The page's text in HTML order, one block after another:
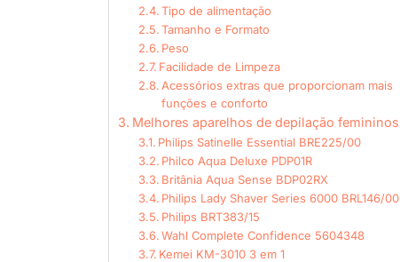
Tipo de alimentação
Tamanho e Formato
Peso
Facilidade de Limpeza
Acessórios extras que proporcionam mais
funções e conforto
Melhores aparelhos de depilação femininos
Philips Satinelle Essential BRE225/00
Philco Aqua Deluxe PDP01R
Britânia Aqua Sense BDP02RX
Philips Lady Shaver Series 6000 BRL146/00
Philips BRT383/15
Wahl Complete Confidence 5604348
Kemei KM-3010 3 em 1